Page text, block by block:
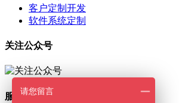
客户定制开发
软件系统定制
关注公众号
服务热线
请您留言